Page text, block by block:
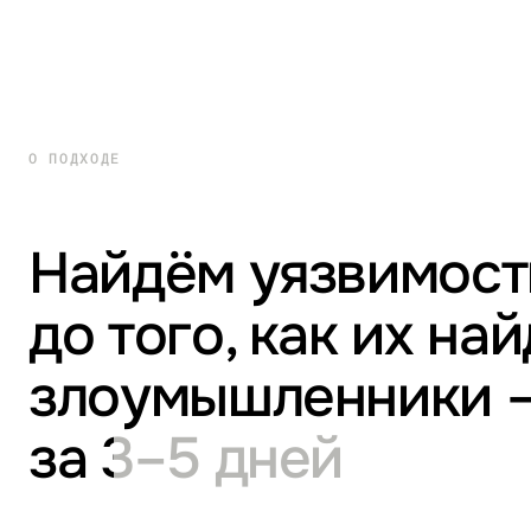
О ПОДХОДЕ
Найдём
до того, как их
злоумышленники
за 3–5 дней